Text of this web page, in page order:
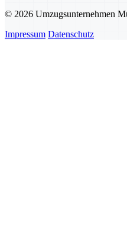
© 2026 Umzugsunternehmen
Impressum Datenschutz